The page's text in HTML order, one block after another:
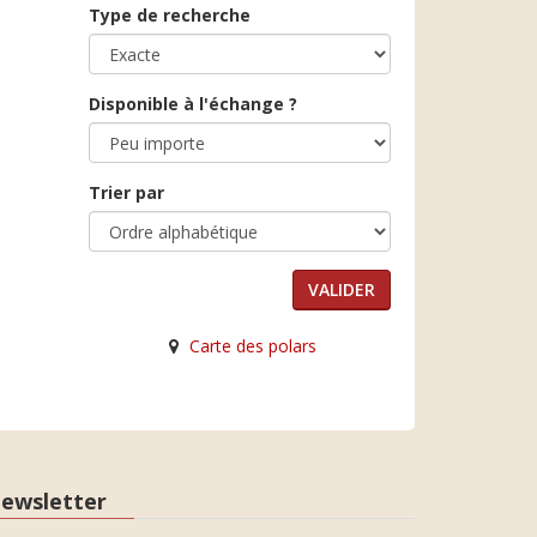
Type de recherche
Disponible à l'échange ?
Trier par
Carte des polars